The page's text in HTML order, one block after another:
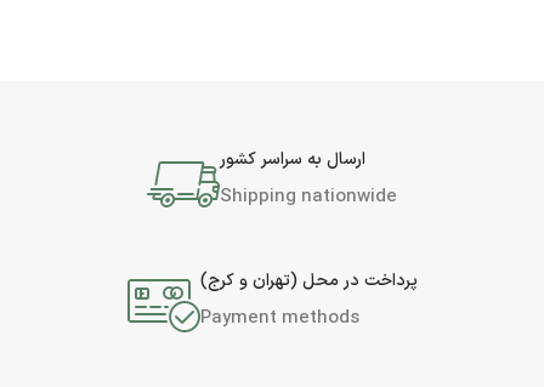
ارسال به سراسر کشور
Shipping nationwide
پرداخت در محل (تهران و کرج)
Payment methods